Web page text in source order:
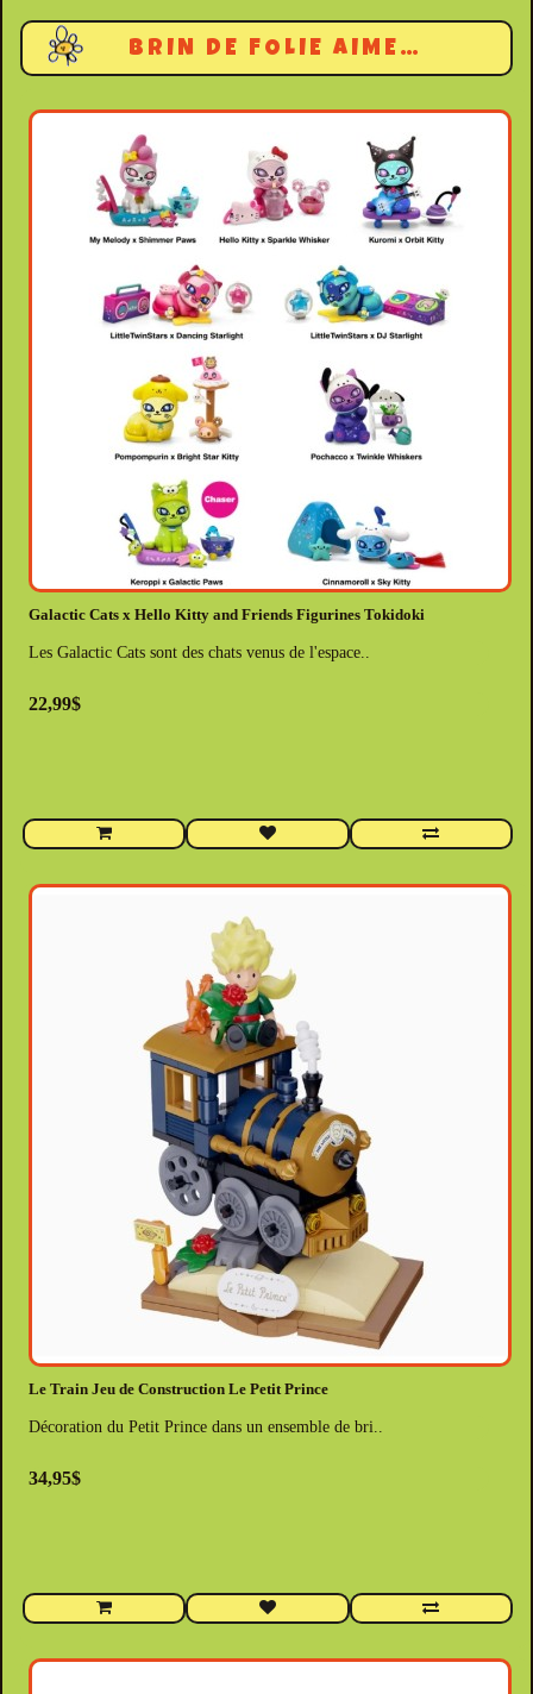
BRIN DE FOLIE AIME…
Galactic Cats x Hello Kitty and Friends Figurines Tokidoki
Les Galactic Cats sont des chats venus de l'espace..
22,99$
Le Train Jeu de Construction Le Petit Prince
Décoration du Petit Prince dans un ensemble de bri..
34,95$